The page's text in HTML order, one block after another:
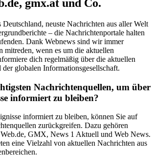
gmx.at und Co.
neuste Nachrichten aus aller Welt
– die Nachrichtenportale halten
Dank Webnews sind wir immer
mitreden, wenn es um die aktuellen
dich regelmäßig über die aktuellen
globalen Informationsgesellschaft.
Nachrichtenquellen, um über
informiert zu bleiben?
informiert zu bleiben, können Sie auf
zurückgreifen. Dazu gehören
GMX, News 1 Aktuell und Web News.
eine Vielzahl von aktuellen Nachrichten aus